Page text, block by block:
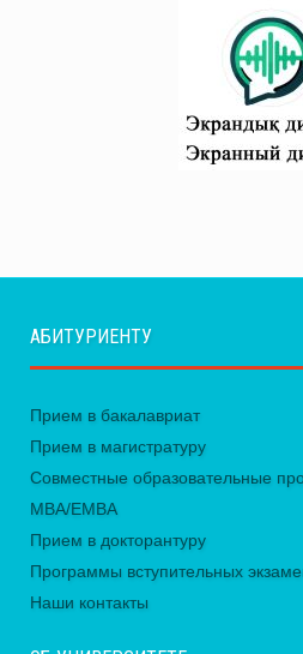
АБИТУРИЕНТУ
Прием в бакалавриат
Прием в магистратуру
Совместные образовательные
MBA/EMBA
Прием в докторантуру
Программы вступительных
Наши контакты